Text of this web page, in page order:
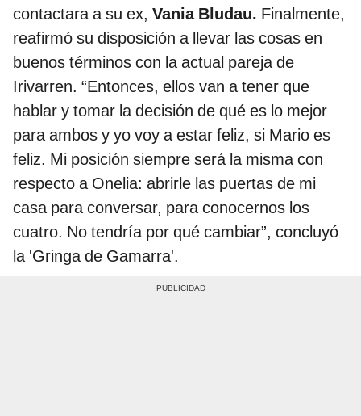
contactara a su ex, Vania Bludau. Finalmente,
reafirmó su disposición a llevar las cosas en
buenos términos con la actual pareja de
Irivarren. “Entonces, ellos van a tener que
hablar y tomar la decisión de qué es lo mejor
para ambos y yo voy a estar feliz, si Mario es
feliz. Mi posición siempre será la misma con
respecto a Onelia: abrirle las puertas de mi
casa para conversar, para conocernos los
cuatro. No tendría por qué cambiar”, concluyó
la 'Gringa de Gamarra'.